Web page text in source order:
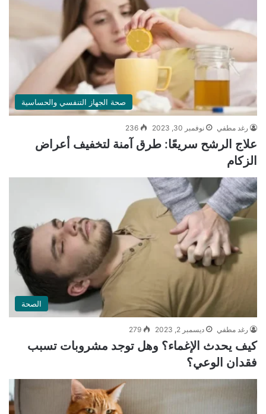
صحة الجهاز التنفسي والحساسية
رغد مطفي نوفمبر 30, 2023 236
علاج الرشح سريعًا: طرق آمنة لتخفيف أعراض
الزكام
الصحة
رغد مطفي ديسمبر 2, 2023 279
كيف يحدث الإغماء؟ وهل توجد مشروبات تسبب
فقدان الوعي؟